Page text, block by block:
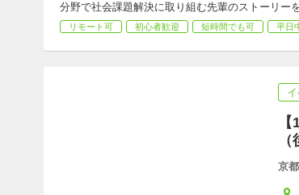
分野で社会課題解決に取り組む先輩のストーリー
リモート可 初心者歓迎 短時間でも可 平日
京